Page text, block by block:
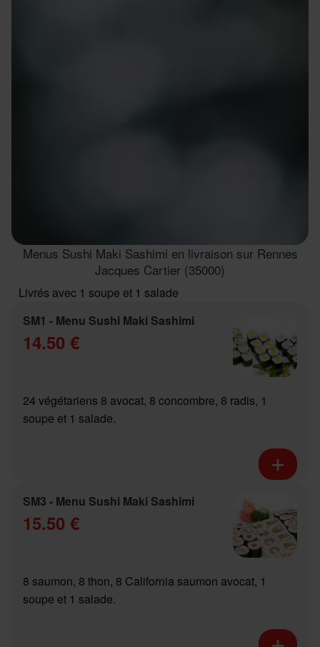
Menus Sushi Maki Sashimi en livraison sur Rennes
Jacques Cartier (35000)
Livrés avec 1 soupe et 1 salade
SM1 - Menu Sushi Maki Sashimi
14.50 €
24 végétariens 8 avocat, 8 concombre, 8 radis, 1
soupe et 1 salade.
SM3 - Menu Sushi Maki Sashimi
15.50 €
8 saumon, 8 thon, 8 California saumon avocat, 1
soupe et 1 salade.